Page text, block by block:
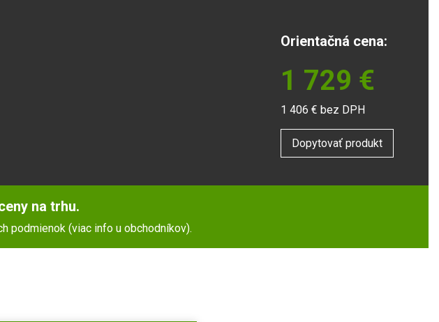
Orientačná cena:
1 729 €
1 406 € bez DPH
Dopytovať produkt
na trhu.
podmienok (viac info u obchodníkov).